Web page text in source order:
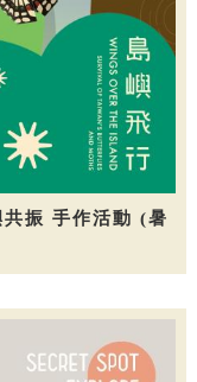
共振 手作活動 (暑